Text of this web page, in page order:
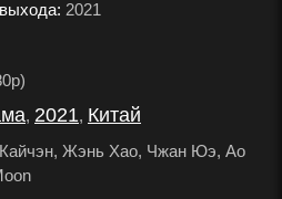
2021
, 2021, Китай
Жэнь Хао, Чжан Юэ, Ао